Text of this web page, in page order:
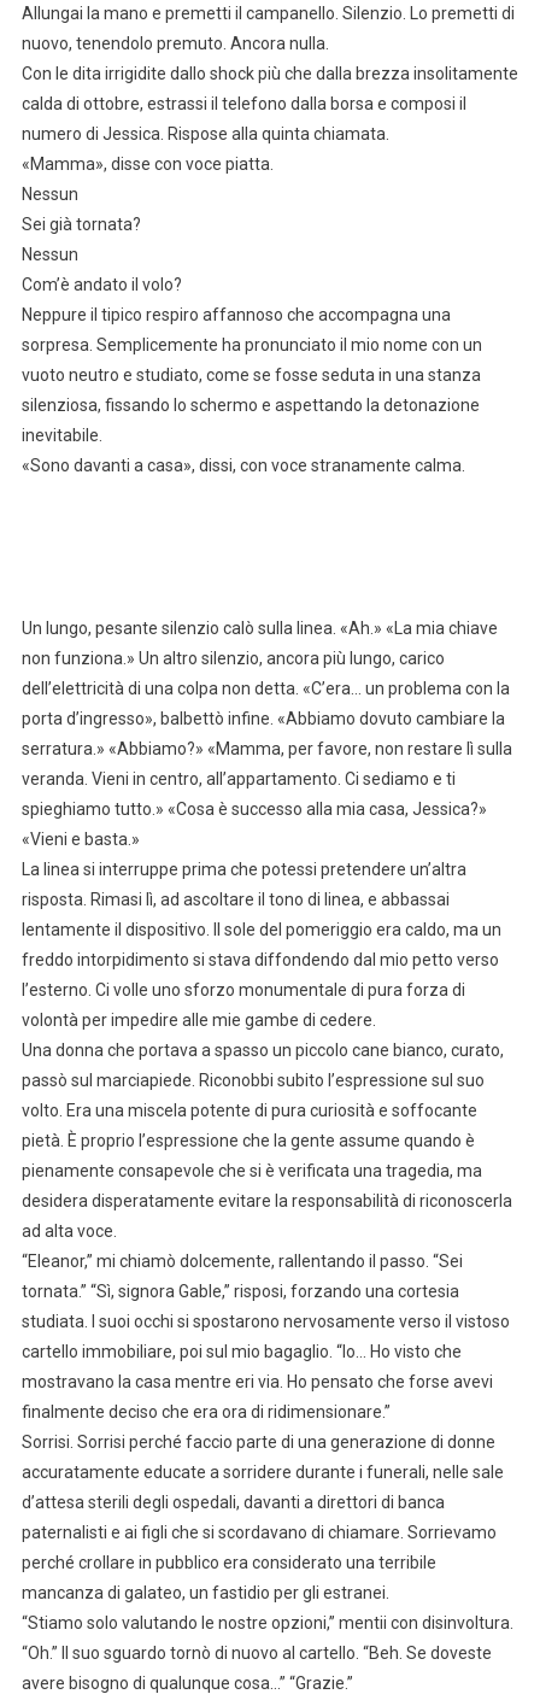
Allungai la mano e premetti il campanello. Silenzio. Lo premetti di
nuovo, tenendolo premuto. Ancora nulla.
Con le dita irrigidite dallo shock più che dalla brezza insolitamente
calda di ottobre, estrassi il telefono dalla borsa e composi il
numero di Jessica. Rispose alla quinta chiamata.
«Mamma», disse con voce piatta.
Nessun
Sei già tornata?
Nessun
Com’è andato il volo?
Neppure il tipico respiro affannoso che accompagna una
sorpresa. Semplicemente ha pronunciato il mio nome con un
vuoto neutro e studiato, come se fosse seduta in una stanza
silenziosa, fissando lo schermo e aspettando la detonazione
inevitabile.
«Sono davanti a casa», dissi, con voce stranamente calma.
Un lungo, pesante silenzio calò sulla linea. «Ah.» «La mia chiave
non funziona.» Un altro silenzio, ancora più lungo, carico
dell’elettricità di una colpa non detta. «C’era… un problema con la
porta d’ingresso», balbettò infine. «Abbiamo dovuto cambiare la
serratura.» «Abbiamo?» «Mamma, per favore, non restare lì sulla
veranda. Vieni in centro, all’appartamento. Ci sediamo e ti
spieghiamo tutto.» «Cosa è successo alla mia casa, Jessica?»
«Vieni e basta.»
La linea si interruppe prima che potessi pretendere un’altra
risposta. Rimasi lì, ad ascoltare il tono di linea, e abbassai
lentamente il dispositivo. Il sole del pomeriggio era caldo, ma un
freddo intorpidimento si stava diffondendo dal mio petto verso
l’esterno. Ci volle uno sforzo monumentale di pura forza di
volontà per impedire alle mie gambe di cedere.
Una donna che portava a spasso un piccolo cane bianco, curato,
passò sul marciapiede. Riconobbi subito l’espressione sul suo
volto. Era una miscela potente di pura curiosità e soffocante
pietà. È proprio l’espressione che la gente assume quando è
pienamente consapevole che si è verificata una tragedia, ma
desidera disperatamente evitare la responsabilità di riconoscerla
ad alta voce.
“Eleanor,” mi chiamò dolcemente, rallentando il passo. “Sei
tornata.” “Sì, signora Gable,” risposi, forzando una cortesia
studiata. I suoi occhi si spostarono nervosamente verso il vistoso
cartello immobiliare, poi sul mio bagaglio. “Io… Ho visto che
mostravano la casa mentre eri via. Ho pensato che forse avevi
finalmente deciso che era ora di ridimensionare.”
Sorrisi. Sorrisi perché faccio parte di una generazione di donne
accuratamente educate a sorridere durante i funerali, nelle sale
d’attesa sterili degli ospedali, davanti a direttori di banca
paternalisti e ai figli che si scordavano di chiamare. Sorrievamo
perché crollare in pubblico era considerato una terribile
mancanza di galateo, un fastidio per gli estranei.
“Stiamo solo valutando le nostre opzioni,” mentii con disinvoltura.
“Oh.” Il suo sguardo tornò di nuovo al cartello. “Beh. Se doveste
avere bisogno di qualunque cosa…” “Grazie.”